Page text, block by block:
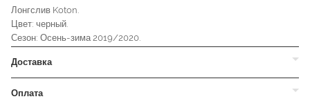
Лонгслив Koton.
Цвет: черный.
Сезон: Осень-зима 2019/2020.
Доставка
Оплата